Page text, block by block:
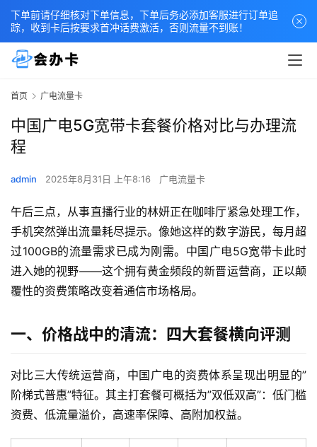
首页 广电流量卡
中国广电5G宽带卡套餐价格对比与办理流
程
admin 2025年8月31日 上午8:16 广电流量卡
午后三点，从事直播行业的林妍正在咖啡厅紧急处理工作，
手机突然弹出流量耗尽提示。像她这样的数字游民，每月超
过100GB的流量需求已成为刚需。中国广电5G宽带卡此时
进入她的视野——这个拥有黄金频段的新晋运营商，正以颠
覆性的资费策略改变着通信市场格局。
一、价格战中的清流：四大套餐横向评测
对比三大传统运营商，中国广电的资费体系呈现出明显的”
阶梯式普惠”特征。其主打套餐可概括为”双低双高”：低门槛
资费、低流量溢价，高速率保障、高附加权益。
下单前请仔细核对下单信息，下单后务必添加客服进行订单追
踪，收到卡后按要求首冲话费激活，否则流量不到账！